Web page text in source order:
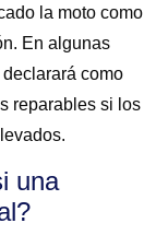
la moto como
En algunas
como
reparables si los
una